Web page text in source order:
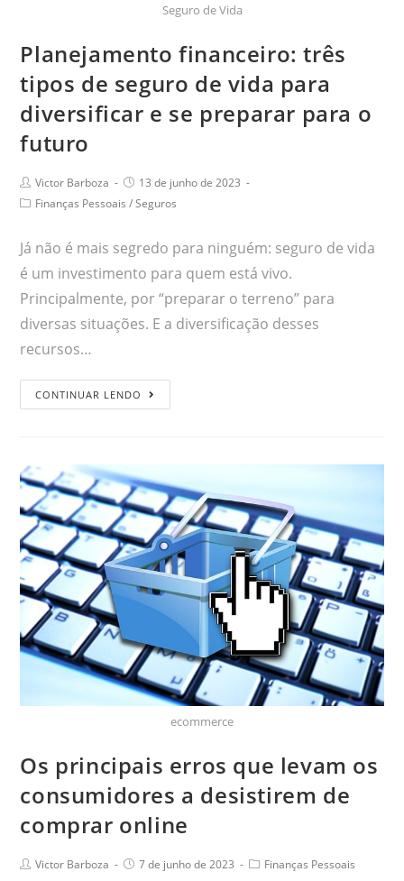
Seguro de Vida
Planejamento financeiro: três
tipos de seguro de vida para
diversificar e se preparar para o
futuro
Victor Barboza
13 de junho de 2023
Finanças Pessoais /Seguros
Já não é mais segredo para ninguém: seguro de vida
é um investimento para quem está vivo.
Principalmente, por “preparar o terreno” para
diversas situações. E a diversificação desses
recursos…
CONTINUAR LENDO
ecommerce
Os principais erros que levam os
consumidores a desistirem de
comprar online
Victor Barboza 7 de junho de 2023 Finanças Pessoais